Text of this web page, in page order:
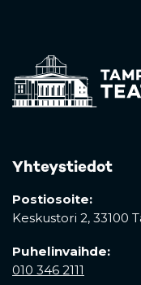
Yhteystiedot
Postiosoite:
Keskustori 2, 33100
Puhelinvaihde:
010 346 2111